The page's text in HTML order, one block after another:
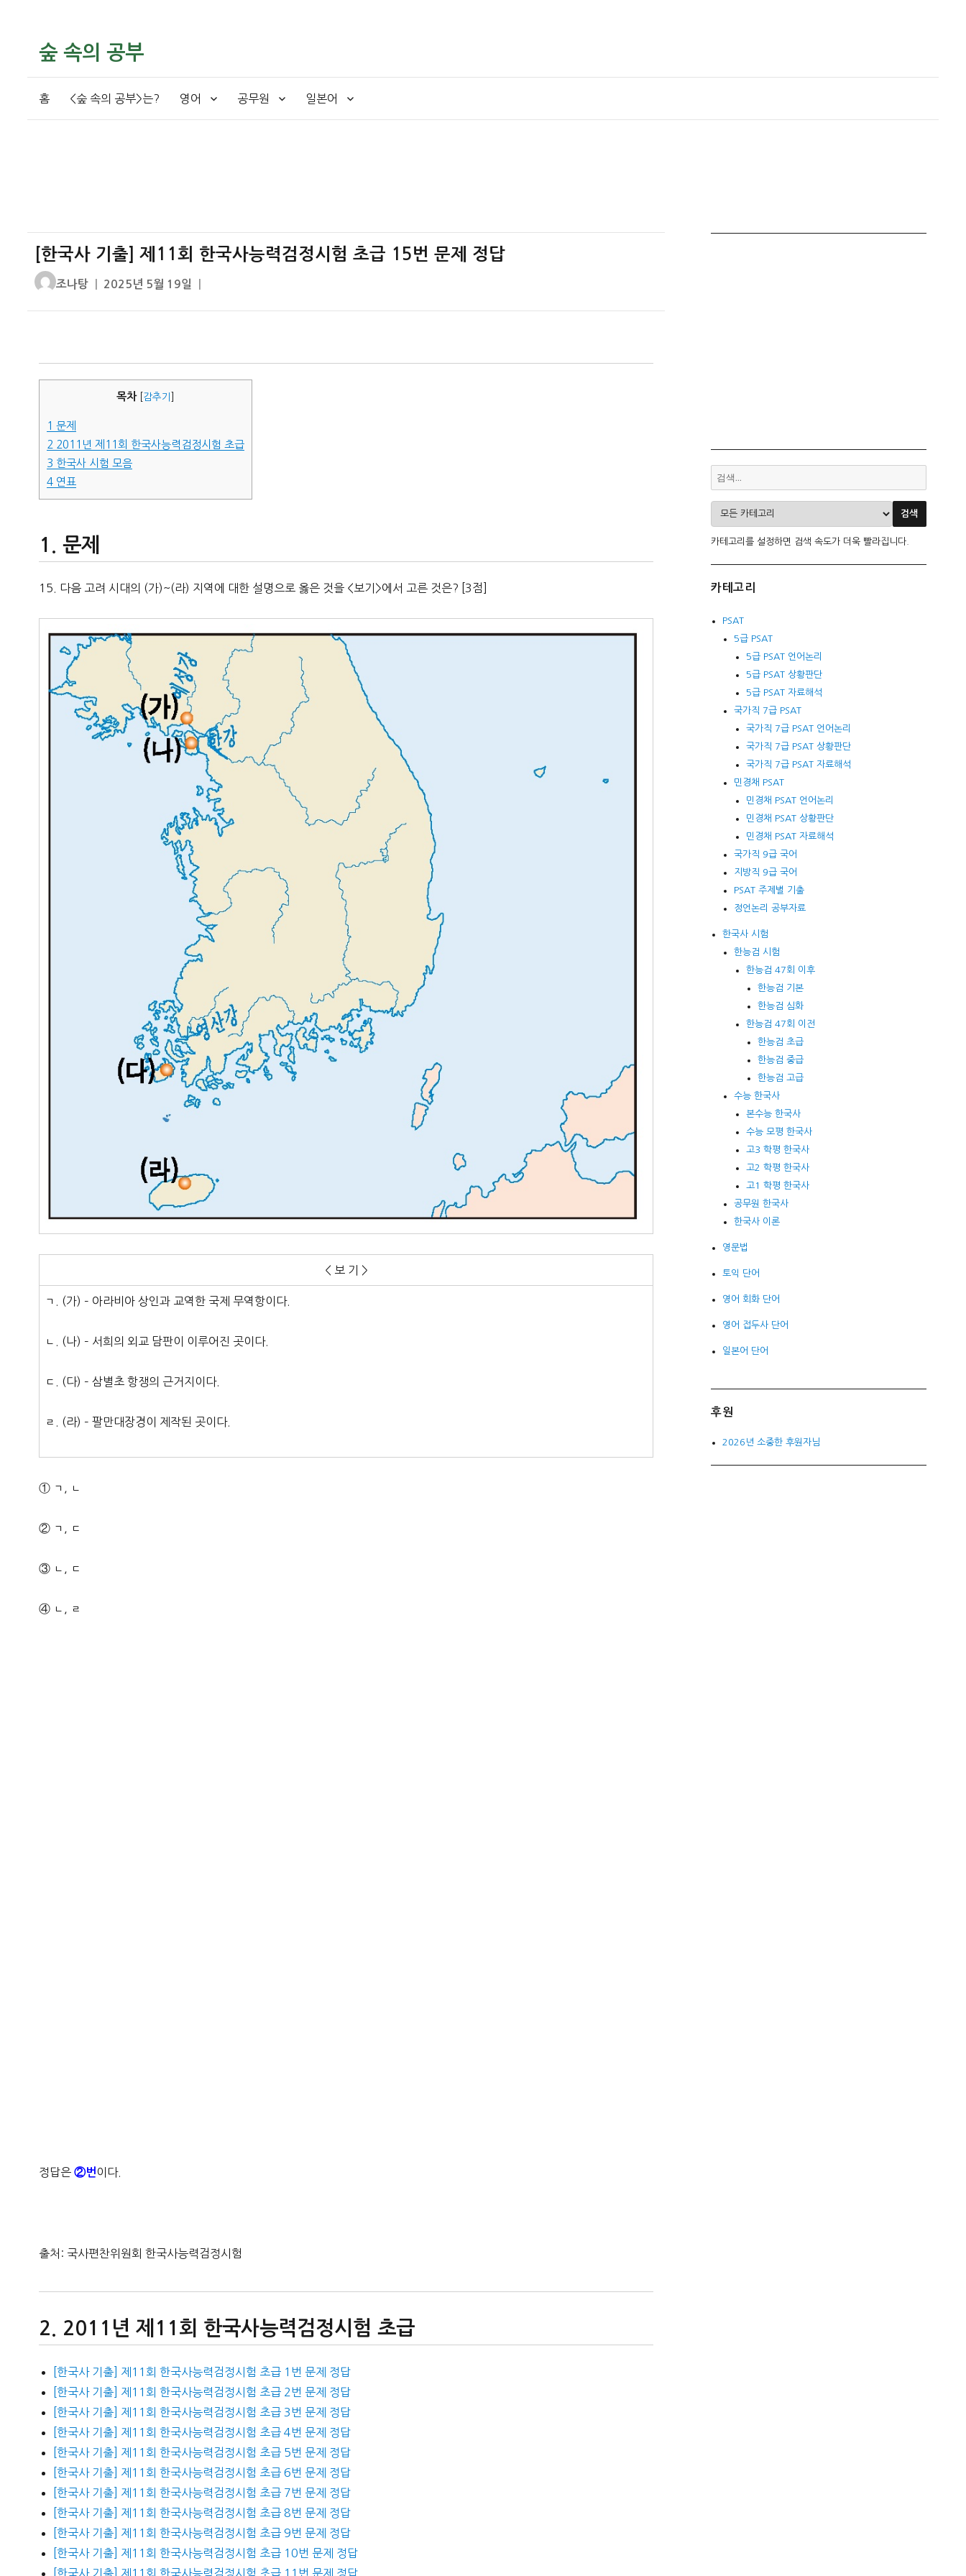
숲 속의 공부
홈 <숲 속의 공부>는? 영어 공무원 일본어
[한국사 기출] 제11회 한국사능력검정시험 초급 15번 문제 정답
글
조나탕
작
2025년 5월 19일
목차 감추기
1 문제
2 2011년 제11회 한국사능력검정시험 초급
3 한국사 시험 모음
4 연표
문제
15. 다음 고려 시대의 (가)~(라) 지역에 대한 설명으로 옳은 것을 <보기>에서 고른 것은? [3점]
< 보 기 >
ㄱ. (가) – 아라비아 상인과 교역한 국제 무역항이다.
ㄴ. (나) – 서희의 외교 담판이 이루어진 곳이다.
ㄷ. (다) – 삼별초 항쟁의 근거지이다.
ㄹ. (라) – 팔만대장경이 제작된 곳이다.
① ㄱ, ㄴ
② ㄱ, ㄷ
③ ㄴ, ㄷ
④ ㄴ, ㄹ
정답은 ②번 이다.
출처: 국사편찬위원회 한국사능력검정시험
2011년 제11회 한국사능력검정시험 초급
[한국사 기출] 제11회 한국사능력검정시험 초급 1번 문제 정답
[한국사 기출] 제11회 한국사능력검정시험 초급 2번 문제 정답
[한국사 기출] 제11회 한국사능력검정시험 초급 3번 문제 정답
[한국사 기출] 제11회 한국사능력검정시험 초급 4번 문제 정답
[한국사 기출] 제11회 한국사능력검정시험 초급 5번 문제 정답
[한국사 기출] 제11회 한국사능력검정시험 초급 6번 문제 정답
[한국사 기출] 제11회 한국사능력검정시험 초급 7번 문제 정답
[한국사 기출] 제11회 한국사능력검정시험 초급 8번 문제 정답
[한국사 기출] 제11회 한국사능력검정시험 초급 9번 문제 정답
[한국사 기출] 제11회 한국사능력검정시험 초급 10번 문제 정답
[한국사 기출] 제11회 한국사능력검정시험 초급 11번 문제 정답
카테고리를 설정하면 검색 속도가 더욱 빨라집니다.
카테고리
PSAT
5급 PSAT
5급 PSAT 언어논리
5급 PSAT 상황판단
5급 PSAT 자료해석
국가직 7급 PSAT
국가직 7급 PSAT 언어논리
국가직 7급 PSAT 상황판단
국가직 7급 PSAT 자료해석
민경채 PSAT
민경채 PSAT 언어논리
민경채 PSAT 상황판단
민경채 PSAT 자료해석
국가직 9급 국어
지방직 9급 국어
PSAT 주제별 기출
정언논리 공부자료
한국사 시험
한능검 시험
한능검 47회 이후
한능검 기본
한능검 심화
한능검 47회 이전
한능검 초급
한능검 중급
한능검 고급
수능 한국사
본수능 한국사
수능 모평 한국사
고3 학평 한국사
고2 학평 한국사
고1 학평 한국사
공무원 한국사
한국사 이론
영문법
토익 단어
영어 회화 단어
영어 접두사 단어
일본어 단어
후원
2026년 소중한 후원자님